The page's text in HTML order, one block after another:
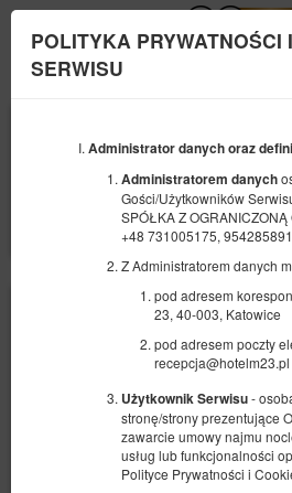
POLITYKA PRYWATNOŚCI
SERWISU
Administrator danych oraz
Administratorem danych
Gości/Użytkowników
SPÓŁKA Z
+48 731005175,
Z Administratorem danych
pod adresem
23, 40-003, Katowice
pod adresem poczty
recepcja@hotelm23.pl
Użytkownik Serwisu-
stronę/strony prezentujące
zawarcie umowy najmu
usług lub funkcjonalności
Polityce Prywatności i
SIERPNIA
08